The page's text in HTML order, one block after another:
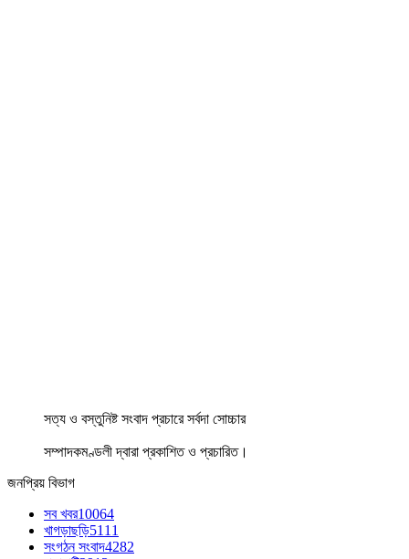
সত্য ও বস্তুনিষ্ট সংবাদ প্রচারে সর্বদা সোচ্চার
সম্পাদকমণ্ডলী দ্বারা প্রকাশিত ও প্রচারিত।
জনপ্রিয় বিভাগ
সব খবর10064
খাগড়াছড়ি5111
সংগঠন সংবাদ4282